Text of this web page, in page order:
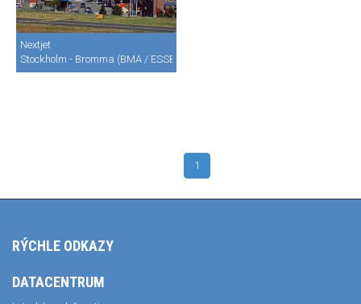
Nextjet
Stockholm - Bromma (BMA / ESSB)
1
RÝCHLE ODKAZY
DATACENTRUM